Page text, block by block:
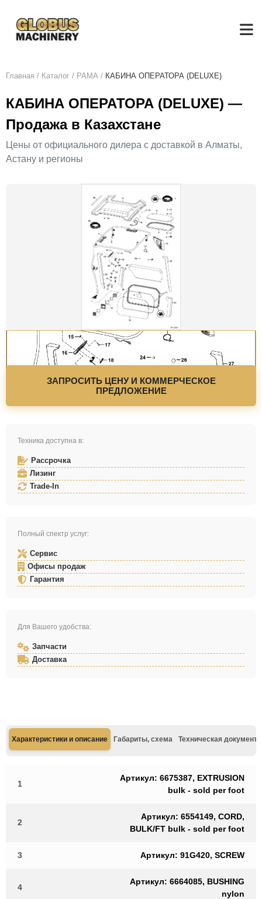
Главная / Каталог / РАМА / КАБИНА ОПЕРАТОРА (DELUXE)
КАБИНА ОПЕРАТОРА (DELUXE) —
Продажа в Казахстане
Цены от официального дилера с доставкой в Алматы,
Астану и регионы
ЗАПРОСИТЬ ЦЕНУ И КОММЕРЧЕСКОЕ
ПРЕДЛОЖЕНИЕ
Техника доступна в:
Рассрочка
Лизинг
Trade-In
Полный спектр услуг:
Сервис
Офисы продаж
Гарантия
Для Вашего удобства:
Запчасти
Доставка
Характеристики и описание Габариты, схема Техническая
1
Артикул: 6675387, EXTRUSION
bulk - sold per foot
2
Артикул: 6554149, CORD,
BULK/FT bulk - sold per foot
3 Артикул: 91G420, SCREW
4
Артикул: 6664085, BUSHING
nylon